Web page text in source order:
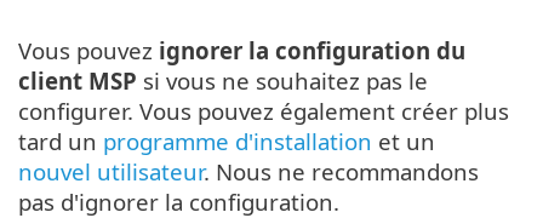
Vous pouvez ignorer la configuration du
client MSP si vous ne souhaitez pas le
configurer. Vous pouvez également créer plus
tard un programme d'installation et un
nouvel utilisateur. Nous ne recommandons
pas d'ignorer la configuration.